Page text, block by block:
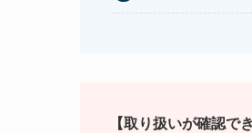
【取り扱いが確認で